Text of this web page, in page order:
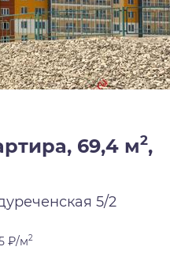
69,4 м2,
5/2
₽/м2